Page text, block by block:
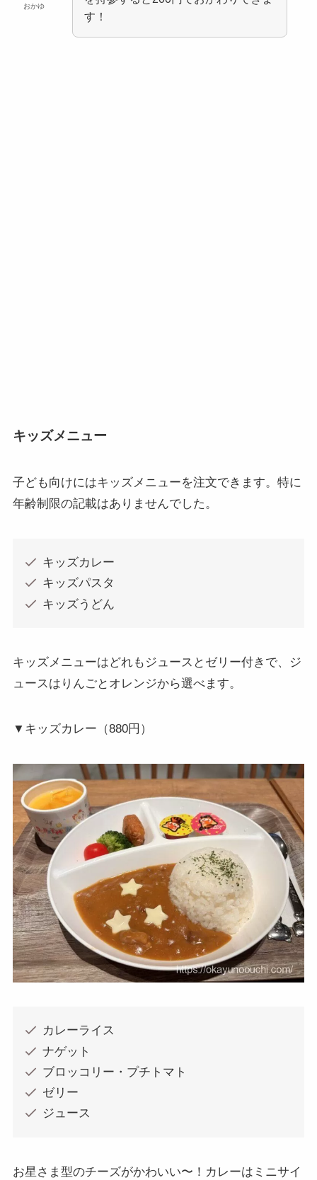
おかゆ
す！
キッズメニュー
子ども向けにはキッズメニューを注文できます。特に
年齢制限の記載はありませんでした。
キッズカレー
キッズパスタ
キッズうどん
キッズメニューはどれもジュースとゼリー付きで、ジ
ュースはりんごとオレンジから選べます。
▼キッズカレー（880円）
カレーライス
ナゲット
ブロッコリー・プチトマト
ゼリー
ジュース
お星さま型のチーズがかわいい〜！カレーはミニサイ